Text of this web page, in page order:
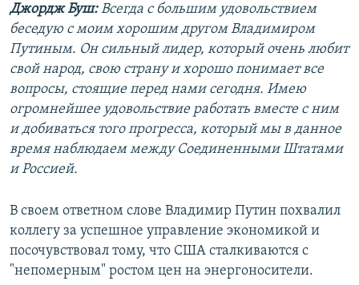
Джордж Буш:Всегда с большим удовольствием
беседую с моим хорошим другом Владимиром
Путиным. Он сильный лидер, который очень любит
свой народ, свою страну и хорошо понимает все
вопросы, стоящие перед нами сегодня. Имею
огромнейшее удовольствие работать вместе с ним
и добиваться того прогресса, который мы в данное
время наблюдаем между Соединенными Штатами
и Россией.
В своем ответном слове Владимир Путин похвалил
коллегу за успешное управление экономикой и
посочувствовал тому, что США сталкиваются с
"непомерным" ростом цен на энергоносители.